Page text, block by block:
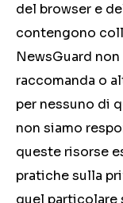
del browser e
contengono
NewsGuard
raccomanda o
per nessuno di
non siamo
queste risorse
pratiche sulla
quel particolare